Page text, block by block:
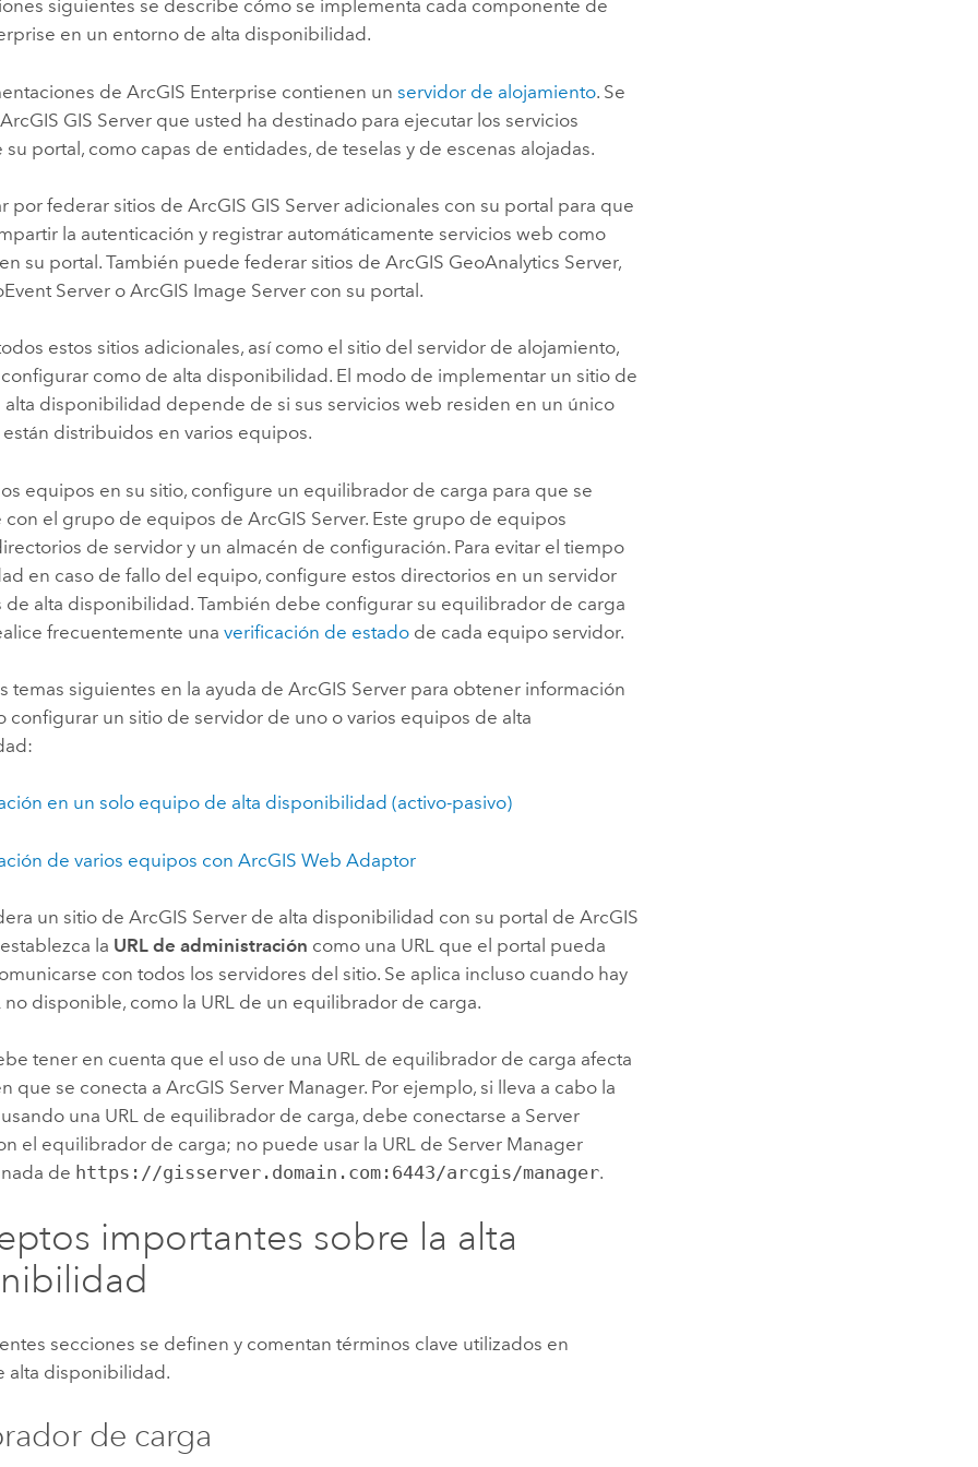
siguientes se describe cómo se implementa cada componente de
en un entorno de alta disponibilidad.
deArcGIS Enterprise contienen unservidor de alojamiento. Se
ArcGIS GIS Server que usted ha destinado para ejecutar los servicios
su portal, como capas de entidades, de teselas y de escenas alojadas.
por federar sitios deArcGIS GIS Server adicionales con su portal para que
la autenticación y registrar automáticamente servicios web como
su portal. También puede federar sitios deArcGIS GeoAnalytics Server,
Server oArcGIS Image Server con su portal.
estos sitios adicionales, así como el sitio del servidor de alojamiento,
como de alta disponibilidad. El modo de implementar un sitio de
alta disponibilidad depende de si sus servicios web residen en un único
distribuidos en varios equipos.
equipos en su sitio, configure un equilibrador de carga para que se
con el grupo de equipos deArcGIS Server. Este grupo de equipos
de servidor y un almacén de configuración. Para evitar el tiempo
en caso de fallo del equipo, configure estos directorios en un servidor
de alta disponibilidad. También debe configurar su equilibrador de carga
frecuentemente unaverificación de estado de cada equipo servidor.
temas siguientes en la ayuda deArcGIS Server para obtener información
configurar un sitio de servidor de uno o varios equipos de alta
en un solo equipo de alta disponibilidad (activo-pasivo)
de varios equipos conArcGIS Web Adaptor
un sitio deArcGIS Server de alta disponibilidad con su portal deArcGIS
la URL de administración como una URL que el portal pueda
con todos los servidores del sitio. Se aplica incluso cuando hay
no disponible, como la URL de un equilibrador de carga.
tener en cuenta que el uso de una URL de equilibrador de carga afecta
que se conecta aArcGIS Server Manager. Por ejemplo, si lleva a cabo la
una URL de equilibrador de carga, debe conectarse a Server
el equilibrador de carga; no puede usar la URL de Server Manager
de https://gisserver.domain.com:6443/arcgis/manager.
importantes sobre la alta
secciones se definen y comentan términos clave utilizados en
alta disponibilidad.
de carga